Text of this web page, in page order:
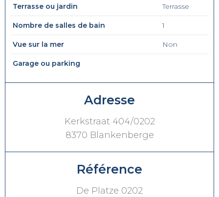
Terrasse ou jardin Terrasse
Nombre de salles de bain 1
Vue sur la mer Non
Garage ou parking
Adresse
Kerkstraat 404/0202
8370 Blankenberge
Référence
De Platze 0202